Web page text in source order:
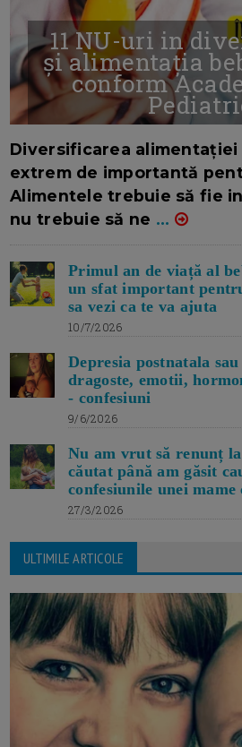
11 NU-uri in
și alimentația
conform
Diversificarea
extrem de importantă
Alimentele trebuie să fie
nu trebuie să ne ...
Primul an de viață al
un sfat important
sa vezi ca te va ajuta
10/7/2026
Depresia postnatala
dragoste, emotii,
- confesiuni
9/6/2026
Nu am vrut să renunț
căutat până am găsit
confesiunile unei mame
27/3/2026
ULTIMILE ARTICOLE